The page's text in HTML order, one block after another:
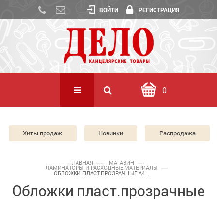
ВОЙТИ РЕГИСТРАЦИЯ
0
Хиты продаж Новинки Распродажа
ГЛАВНАЯ МАГАЗИН
ЛАМИНАТОРЫ И РАСХОДНЫЕ МАТЕРИАЛЫ
ОБЛОЖКИ ПЛАСТ.ПРОЗРАЧНЫЕ А4...
Обложки пласт.прозрачные